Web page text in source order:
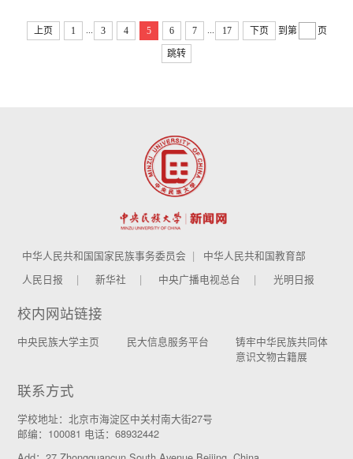
上页 1 ... 3 4 5 6 7 ... 17 下页 到第 页
跳转
中华人民共和国国家民族事务委员会
中华人民共和国教育部
人民日报
新华社 中央广播电视总台 光明日报
校内网站链接
中央民族大学主页 民大信息服务平台
铸牢中华民族共同体
意识文物古籍展
联系方式
学校地址：北京市海淀区中关村南大街27号
邮编：100081 电话：68932442